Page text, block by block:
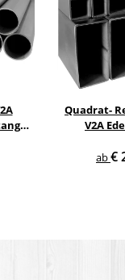
Quadrat-
V2A
ab€